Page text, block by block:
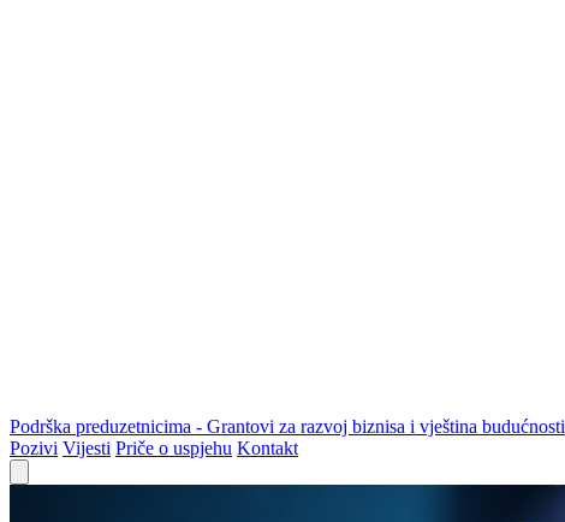
Podrška preduzetnicima - Grantovi za razvoj biznisa i vještina budućnosti
Pozivi Vijesti Priče o uspjehu Kontakt